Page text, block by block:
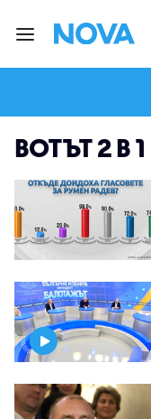
ВОТЪТ 2 В 1